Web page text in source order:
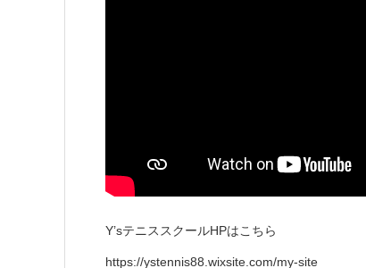
Y’sテニススクールHPはこちら
https://ystennis88.wixsite.com/my-site